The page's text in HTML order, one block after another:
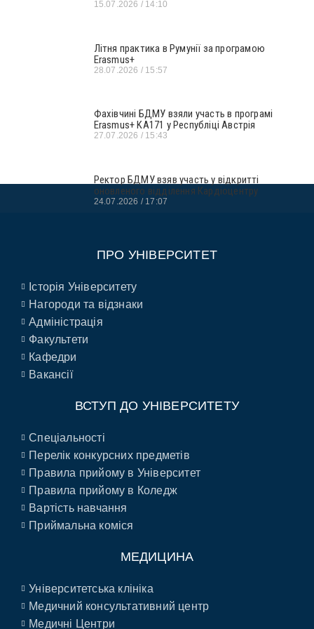
15.07.2026 14:10
Літня практика в Румунії за програмою
Erasmus+
28.07.2026 15:57
Фахівчині БДМУ взяли участь в програмі
Erasmus+ KA171 у Республіці Австрія
27.07.2026 15:43
Ректор БДМУ взяв участь у відкритті
оновленого відділення Кардіоцентру
24.07.2026 17:07
ПРО УНІВЕРСИТЕТ
Історія Університету
Нагороди та відзнаки
Адміністрація
Факультети
Кафедри
Вакансії
ВСТУП ДО УНІВЕРСИТЕТУ
Спеціальності
Перелік конкурсних предметів
Правила прийому в Університет
Правила прийому в Коледж
Вартість навчання
Приймальна коміся
МЕДИЦИНА
Університетська клініка
Медичний консультативний центр
Медичні Центри